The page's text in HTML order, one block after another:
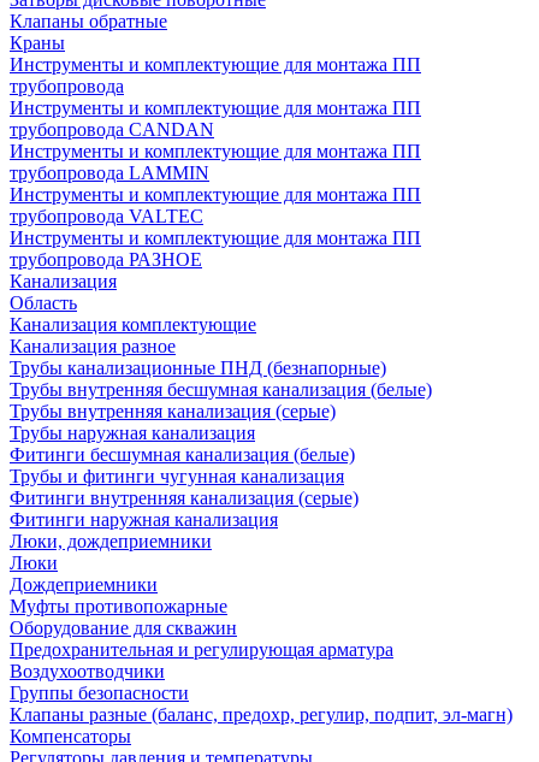
Клапаны обратные
Краны
Инструменты и комплектующие для монтажа ПП
трубопровода
Инструменты и комплектующие для монтажа ПП
трубопровода CANDAN
Инструменты и комплектующие для монтажа ПП
трубопровода LAMMIN
Инструменты и комплектующие для монтажа ПП
трубопровода VALTEC
Инструменты и комплектующие для монтажа ПП
трубопровода РАЗНОЕ
Канализация
Область
Канализация комплектующие
Канализация разное
Трубы канализационные ПНД (безнапорные)
Трубы внутренняя бесшумная канализация (белые)
Трубы внутренняя канализация (серые)
Трубы наружная канализация
Фитинги бесшумная канализация (белые)
Трубы и фитинги чугунная канализация
Фитинги внутренняя канализация (серые)
Фитинги наружная канализация
Люки, дождеприемники
Люки
Дождеприемники
Муфты противопожарные
Оборудование для скважин
Предохранительная и регулирующая арматура
Воздухоотводчики
Группы безопасности
Клапаны разные (баланс, предохр, регулир, подпит, эл-магн)
Компенсаторы
Регуляторы давления и температуры